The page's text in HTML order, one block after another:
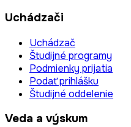
Uchádzači
Uchádzač
Študijné programy
Podmienky prijatia
Podať prihlášku
Študijné oddelenie
Veda a výskum